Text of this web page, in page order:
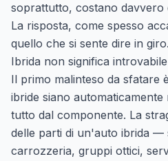
soprattutto, costano davvero
La risposta, come spesso
quello che si sente dire in giro.
Ibrida non significa introvabile
Il primo malinteso da sfatare
ibride siano
tutto dal componente. La
delle parti di un'auto ibrida —
carrozzeria, gruppi ottici,